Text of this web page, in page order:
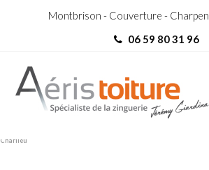
Montbrison - Couverture -
06 59 80 31 96
Charlieu